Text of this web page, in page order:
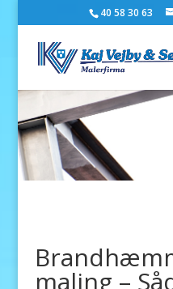
40 58 30 63
maling –